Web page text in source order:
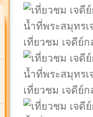
เที่ยวชม เจดีย์
เที่ยวชม เจดีย์